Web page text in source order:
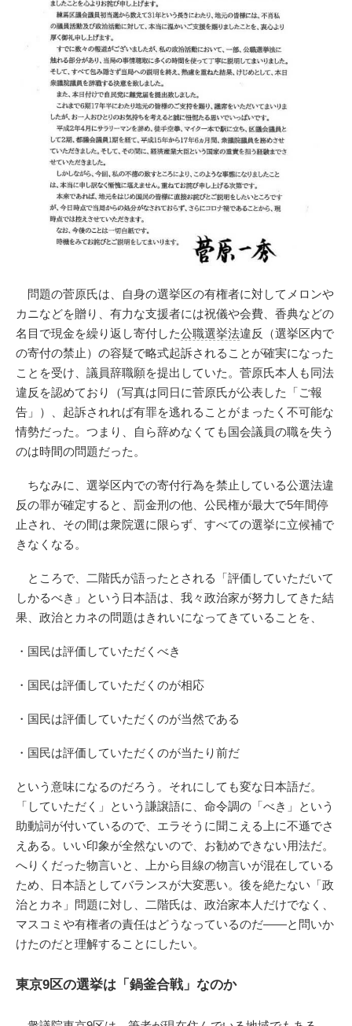
問題の菅原氏は、自身の選挙区の有権者に対してメロンや
カニなどを贈り、有力な支援者には祝儀や会費、香典などの
名目で現金を繰り返し寄付した公職選挙法違反（選挙区内で
の寄付の禁止）の容疑で略式起訴されることが確実になった
ことを受け、議員辞職願を提出していた。菅原氏本人も同法
違反を認めており（写真は同日に菅原氏が公表した「ご報
告」）、起訴されれば有罪を逃れることがまったく不可能な
情勢だった。つまり、自ら辞めなくても国会議員の職を失う
のは時間の問題だった。
ちなみに、選挙区内での寄付行為を禁止している公選法違
反の罪が確定すると、罰金刑の他、公民権が最大で5年間停
止され、その間は衆院選に限らず、すべての選挙に立候補で
きなくなる。
ところで、二階氏が語ったとされる「評価していただいて
しかるべき」という日本語は、我々政治家が努力してきた結
果、政治とカネの問題はきれいになってきていることを、
・国民は評価していただくべき
・国民は評価していただくのが相応
・国民は評価していただくのが当然である
・国民は評価していただくのが当たり前だ
という意味になるのだろう。それにしても変な日本語だ。
「していただく」という謙譲語に、命令調の「べき」という
助動詞が付いているので、エラそうに聞こえる上に不遜でさ
えある。いい印象が全然ないので、お勧めできない用法だ。
へりくだった物言いと、上から目線の物言いが混在している
ため、日本語としてバランスが大変悪い。後を絶たない「政
治とカネ」問題に対し、二階氏は、政治家本人だけでなく、
マスコミや有権者の責任はどうなっているのだ――と問いか
けたのだと理解することにしたい。
東京9区の選挙は「鍋釜合戦」なのか